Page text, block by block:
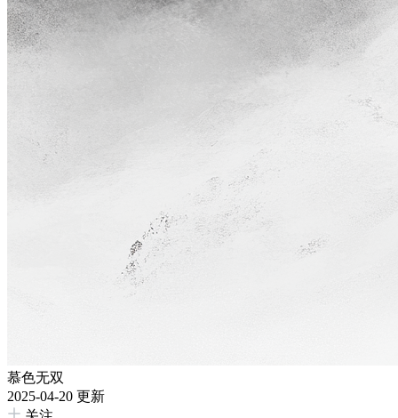
慕色无双
2025-04-20 更新